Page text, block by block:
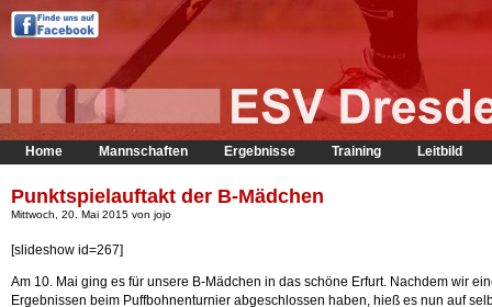
Home Mannschaften Ergebnisse Training Leitbild
Punktspielauftakt der B-Mädchen
Mittwoch, 20. Mai 2015 von jojo
[slideshow id=267]
Am 10. Mai ging es für unsere B-Mädchen in das schöne Erfurt. Nachdem wir
Ergebnissen beim Puffbohnenturnier abgeschlossen haben, hieß es nun auf